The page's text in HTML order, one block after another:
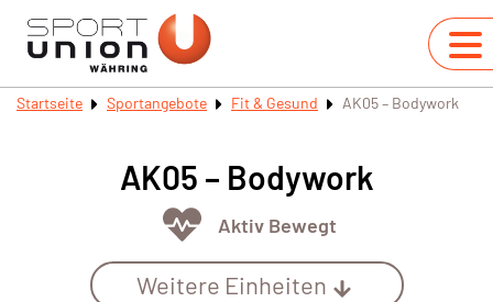
Startseite Sportangebote Fit & Gesund AK05 – Bodywork
AK05 – Bodywork
Aktiv Bewegt
Weitere Einheiten